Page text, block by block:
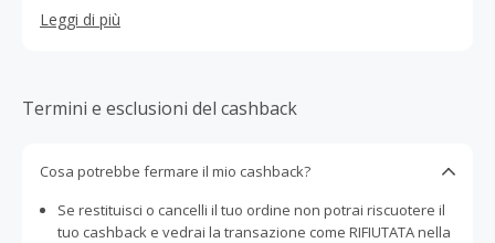
Fondata nel 2004, Myprotein riveste il primo posto in
Europa. Opera in oltre 70 paesi e vanta un team
persone di ogni sesso ed età, perché ripongano fiducia
Leggi di più
Termini e esclusioni del cashback
Cosa potrebbe fermare il mio cashback?
Se restituisci o cancelli il tuo ordine non potrai riscuotere il
tuo cashback e vedrai la transazione come RIFIUTATA nella